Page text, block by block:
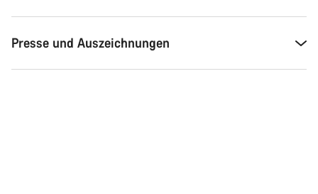
Presse und Auszeichnungen